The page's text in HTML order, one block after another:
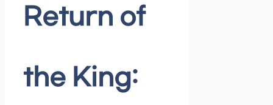
Return of
the King: